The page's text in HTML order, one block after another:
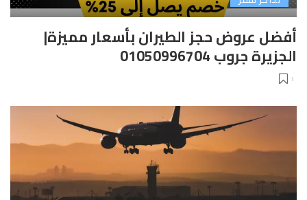
أفضل عروض حجز الطيران بأسعار مميزة|
الجزيرة جروب 01050996704